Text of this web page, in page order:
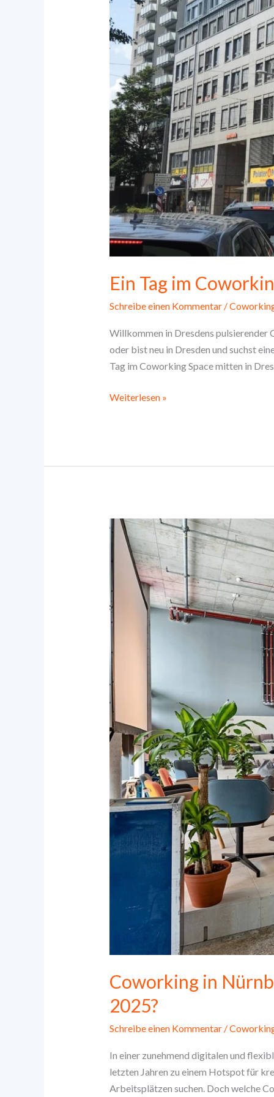
Ein Tag im
Schreibe einen Kommentar /
Willkommen in Dresdens pulsierender
oder bist neu in Dresden und suchst
Tag im Coworking Space mitten in
Ein
Echte
User
Experience
Weiterlesen »
Coworking in
2025?
Schreibe einen Kommentar /
In einer zunehmend digitalen und
letzten Jahren zu einem Hotspot für
Arbeitsplätzen suchen. Doch welche